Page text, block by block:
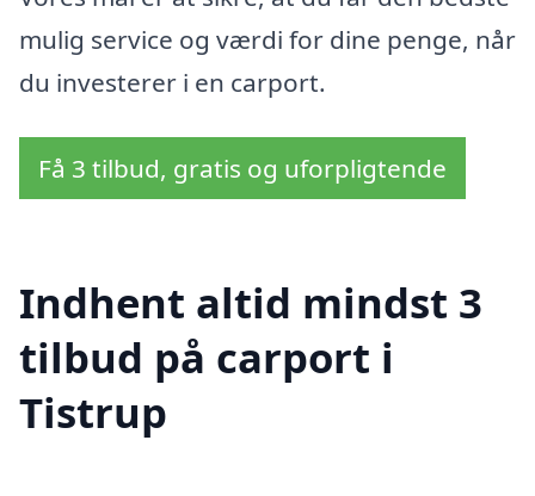
mulig service og værdi for dine penge, når
du investerer i en carport.
Få 3 tilbud, gratis og uforpligtende
Indhent altid mindst 3
tilbud på carport i
Tistrup